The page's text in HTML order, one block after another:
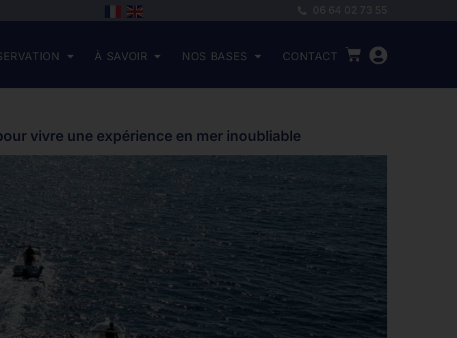
06 64 02 73 55
À SAVOIR NOS BASES CONTACT
vivre une expérience en mer inoubliable